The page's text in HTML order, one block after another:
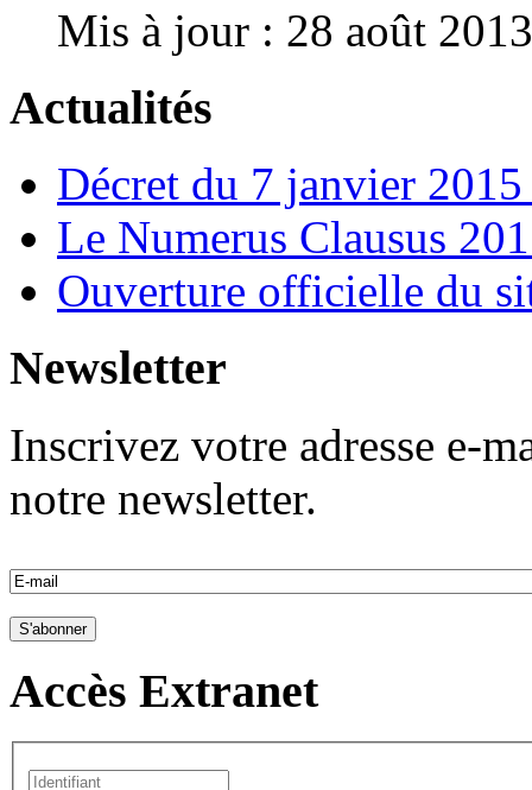
Mis à jour : 28 août 2013
Actualités
Décret du 7 janvier
Le Numerus Clausus
Ouverture officielle du
Newsletter
Inscrivez votre adresse e-
notre newsletter.
Accès Extranet